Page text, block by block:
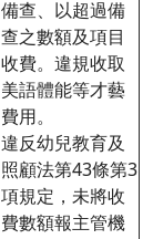
備查、以超過備
查之數額及項目
收費。違規收取
美語體能等才藝
費用。
違反幼兒教育及
照顧法第43條第3
項規定，未將收
費數額報主管機